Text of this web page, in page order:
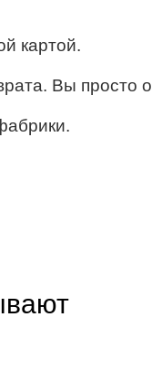
картой.
Вы просто